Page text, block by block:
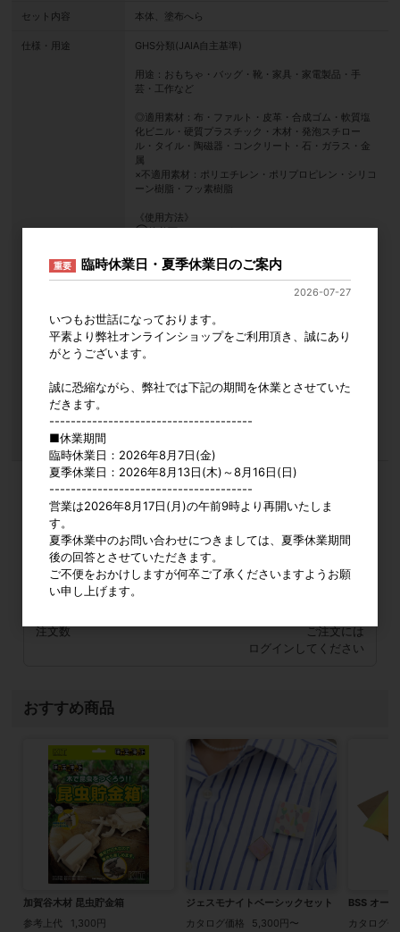
セット内容 本体、塗布へら
仕様・用途 GHS分類(JAIA自主基準)
用途：おもちゃ・バッグ・靴・家具・家電製品・手
芸・工作など
◎適用素材：布・ファルト・皮革・合成ゴム・軟質塩
化ビニル・硬質プラスチック・木材・発泡スチロー
ル・タイル・陶磁器・コンクリート・石・ガラス・金
属
×不適用素材：ポリエチレン・ポリプロピレン・シリコ
ーン樹脂・フッ素樹脂
《使用方法》
①接着面をキレイにする。
③テープなどで固定して静かに置く。
約2～3分で動きづらくなり、実用強度は1時間後、約2
4時間で完全硬化します。(目安条件：アクリル同士/約
両面塗り：湿気を通さない材料同士で面積が広い場合
は、両面にへらで薄く塗り、すぐに貼り合わせる。(塗
布から貼り合わせまで1分以内に作業を完了させる)
※厚塗注意：厚く塗りすぎると、固まりが遅くなり、接
単品
品番
JANコード
4901490045921
カタログ価格
700円
販売価格
（単価 × 入数）
会員のみ公開
注文数
ご注文には
ログイン してください
おすすめ商品
加賀谷木材 昆虫貯金箱
参考上代
1,300円
ジェスモナイトベーシックセット
カタログ価格
5,300円〜
BSS オー
カタログ価
重要 臨時休業日・夏季休業日のご案内
2026-07-27
いつもお世話になっております。
平素より弊社オンラインショップをご利用頂き、誠にあり
がとうございます。
誠に恐縮ながら、弊社では下記の期間を休業とさせていた
だきます。
--------------------------------------
■休業期間
臨時休業日：2026年8月7日(金)
夏季休業日：2026年8月13日(木)～8月16日(日)
--------------------------------------
営業は2026年8月17日(月)の午前9時より再開いたしま
す。
夏季休業中のお問い合わせにつきましては、夏季休業期間
後の回答とさせていただきます。
ご不便をおかけしますが何卒ご了承くださいますようお願
い申し上げます。